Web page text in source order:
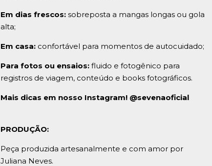
Em dias frescos: sobreposta a mangas longas ou gola
alta;
Em casa: confortável para momentos de autocuidado;
Para fotos ou ensaios: fluido e fotogênico para
registros de viagem, conteúdo e books fotográficos.
Mais dicas em nosso Instagram! @sevenaoficial
PRODUÇÃO:
Peça produzida artesanalmente e com amor por
Juliana Neves.